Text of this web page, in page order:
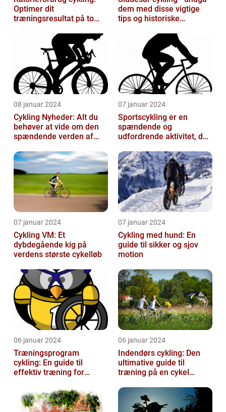
Optimer dit
træningsresultat på to
dem med disse vigtige
tips og historiske
08 januar 2024
Cykling Nyheder: Alt du
behøver at vide om den
spændende verden af
07 januar 2024
Sportscykling er en
spændende og
udfordrende aktivitet, der
fritidsmotionister o...
07 januar 2024
Cykling VM: Et
dybdegående kig på
verdens største cykelløb
07 januar 2024
Cykling med hund: En
guide til sikker og sjov
motion
06 januar 2024
Træningsprogram
cykling: En guide til
effektiv træning for
06 januar 2024
Indendørs cykling: Den
ultimative guide til
træning på en cykel